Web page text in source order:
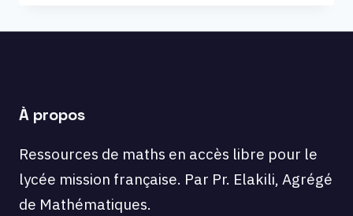
EXPERTES
NEWTON,
À propos
Ressources de maths en accès libre pour le
lycée mission française. Par Pr. Elakili, Agrégé
de Mathématiques.